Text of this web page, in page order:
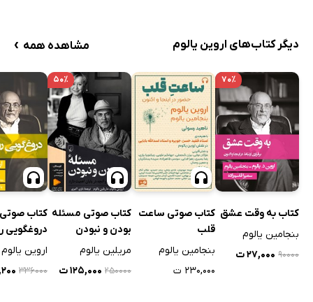
دیگر کتاب‌های اروین یالوم مشاهده همه ›
۷۰٪
کتاب به وقت عشق
بنجامین یالوم
۹۰۰۰۰ ۲۷,۰۰۰ ت
کتاب صوتی ساعت
قلب
بنجامین یالوم
۲۳۰,۰۰۰ ت
۵۰٪
کتاب صوتی مسئله
بودن و نبودن
مریلین یالوم
۲۵۰۰۰۰ ۱۲۵,۰۰۰ ت
کتاب صوتی
دروغگویی
اروین یالوم
۳۳۶۰۰۰